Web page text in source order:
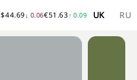
$44.69↓ 0.06€51.63↑ 0.09 UK RU